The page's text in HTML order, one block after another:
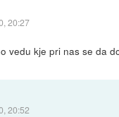
20:27
vedu kje pri nas se da
20:52